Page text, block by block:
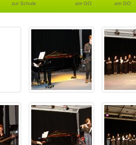
zur Schule am GO am GO